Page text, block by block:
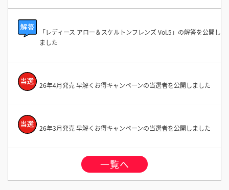
「レディース アロー＆スケルトンフレンズ Vol.5」の解答を公開し
ました
26年4月発売 早解くお得キャンペーンの当選者を公開しました
26年3月発売 早解くお得キャンペーンの当選者を公開しました
一覧へ